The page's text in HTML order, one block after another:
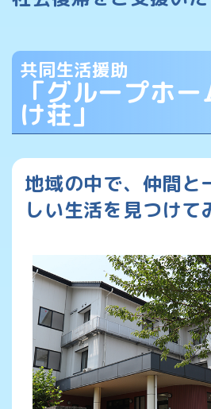
共同生活援助
「グループホ
け荘」
地域の中で、仲間と
しい生活を見つけて